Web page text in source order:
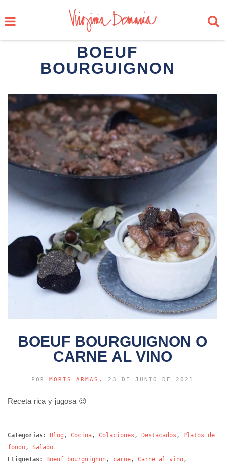
BOEUF
BOURGUIGNON
BOEUF BOURGUIGNON O
CARNE AL VINO
POR MORIS ARMAS , 23 DE JUNIO DE 2021
Receta rica y jugosa 😌
Categorías: Blog , Cocina, Colaciones , Destacados ,
Platos de
fondo, Salado
Etiquetas:
Boeuf bourguignon, carne, Carne al vino,